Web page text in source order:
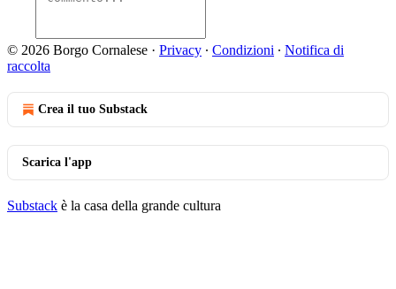
© 2026 Borgo Cornalese · Privacy ∙ Condizioni ∙ Notifica di
raccolta
Crea il tuo Substack
Scarica l'app
Substack è la casa della grande cultura